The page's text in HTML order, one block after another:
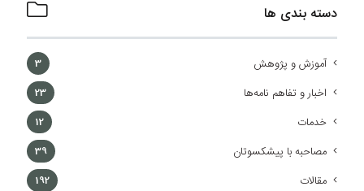
دسته بندی ها
آموزش و پژوهش 3
اخبار و تفاهم نامه‌ها 23
خدمات 12
مصاحبه با پیشکسوتان 39
مقالات 192